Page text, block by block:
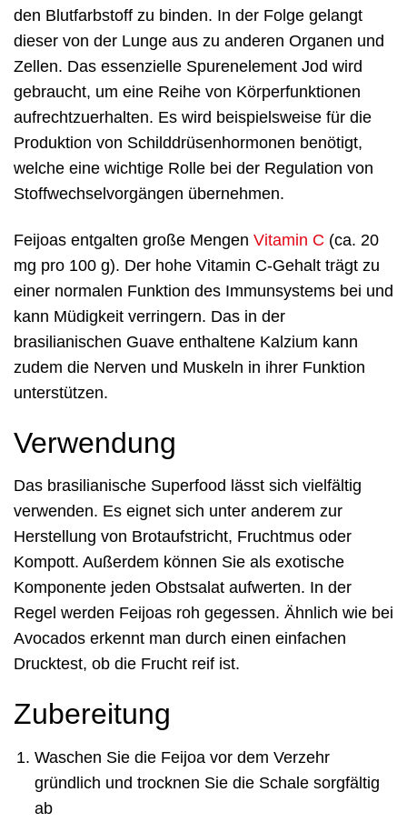
den Blutfarbstoff zu binden. In der Folge gelangt
dieser von der Lunge aus zu anderen Organen und
Zellen. Das essenzielle Spurenelement Jod wird
gebraucht, um eine Reihe von Körperfunktionen
aufrechtzuerhalten. Es wird beispielsweise für die
Produktion von Schilddrüsenhormonen benötigt,
welche eine wichtige Rolle bei der Regulation von
Stoffwechselvorgängen übernehmen.
Feijoas entgalten große Mengen Vitamin C (ca. 20
mg pro 100 g). Der hohe Vitamin C-Gehalt trägt zu
einer normalen Funktion des Immunsystems bei und
kann Müdigkeit verringern. Das in der
brasilianischen Guave enthaltene Kalzium kann
zudem die Nerven und Muskeln in ihrer Funktion
unterstützen.
Verwendung
Das brasilianische Superfood lässt sich vielfältig
verwenden. Es eignet sich unter anderem zur
Herstellung von Brotaufstricht, Fruchtmus oder
Kompott. Außerdem können Sie als exotische
Komponente jeden Obstsalat aufwerten. In der
Regel werden Feijoas roh gegessen. Ähnlich wie bei
Avocados erkennt man durch einen einfachen
Drucktest, ob die Frucht reif ist.
Zubereitung
Waschen Sie die Feijoa vor dem Verzehr
gründlich und trocknen Sie die Schale sorgfältig
ab